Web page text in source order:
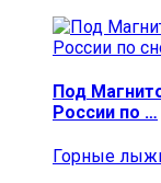
Под
России по …
Горные